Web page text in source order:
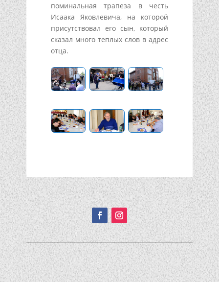
поминальная трапеза в честь
Исаака Яковлевича, на которой
присутствовал его сын, который
сказал много теплых слов в адрес
отца.
Подписывайтесь!